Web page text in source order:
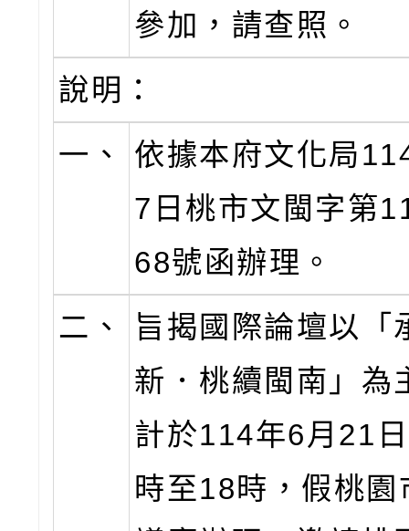
參加，請查照。
說明：
一、
依據本府文化局
7日桃市文閩字第
68號函辦理。
二、
旨揭國際論壇以「
新．桃續閩南」為
計於114年6月21
時至18時，假桃園